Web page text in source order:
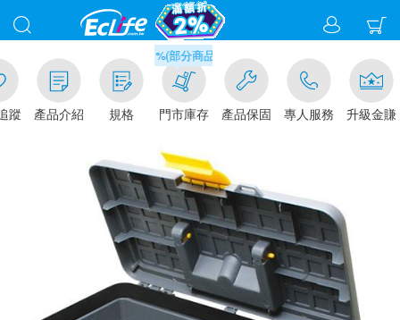
蹤 產品介紹 規格
滿千元門市取貨現折1%(部分商品不適用)-請點我看
門市庫存 產品保固 專人服務 升級金賺